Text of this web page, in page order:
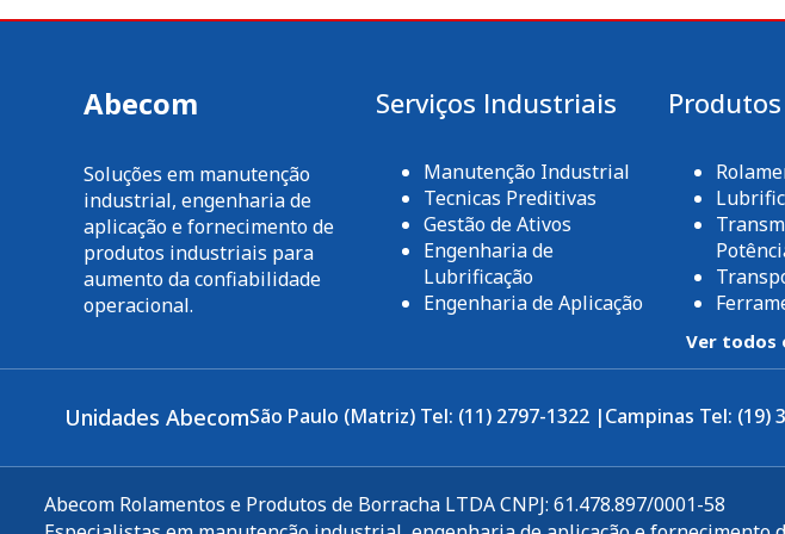
Abecom
Soluções em manutenção
industrial, engenharia de
aplicação e fornecimento de
produtos industriais para
aumento da confiabilidade
operacional.
Serviços Industriais
Manutenção Industrial
Tecnicas Preditivas
Gestão de Ativos
Engenharia de
Lubrificação
Engenharia de Aplicação
Ver todos
Unidades AbecomSão Paulo (Matriz) Tel: (11) 2797-1322 |Campinas Tel: (19)
Abecom Rolamentos e Produtos de Borracha LTDA CNPJ: 61.478.897/0001-58